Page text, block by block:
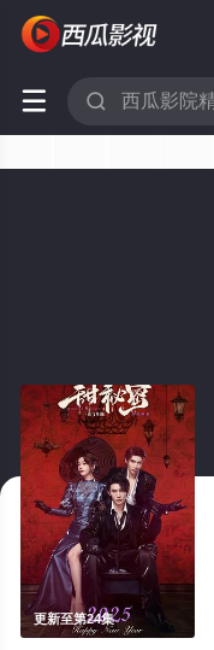
 
更新至第24集